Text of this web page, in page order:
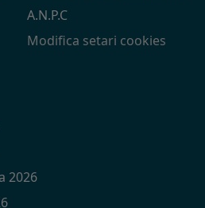
A.N.P.C
Modifica setari cookies
2026